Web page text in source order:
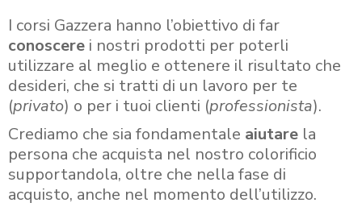
I corsi Gazzera hanno l’obiettivo di far
conoscere i nostri prodotti per poterli
utilizzare al meglio e ottenere il risultato che
desideri, che si tratti di un lavoro per te
(privato) o per i tuoi clienti (professionista).
Crediamo che sia fondamentale aiutare la
persona che acquista nel nostro colorificio
supportandola, oltre che nella fase di
acquisto, anche nel momento dell’utilizzo.